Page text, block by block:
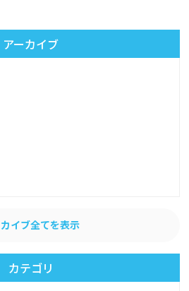
アーカイブ
イブ全てを表示
カテゴリ